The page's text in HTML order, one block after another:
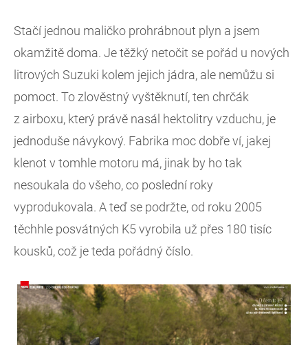
Stačí jednou maličko prohrábnout plyn a jsem
okamžitě doma. Je těžký netočit se pořád u nových
litrových Suzuki kolem jejich jádra, ale nemůžu si
pomoct. To zlověstný vyštěknutí, ten chrčák
z airboxu, který právě nasál hektolitry vzduchu, je
jednoduše návykový. Fabrika moc dobře ví, jakej
klenot v tomhle motoru má, jinak by ho tak
nesoukala do všeho, co poslední roky
vyprodukovala. A teď se podržte, od roku 2005
těchhle posvátných K5 vyrobila už přes 180 tisíc
kousků, což je teda pořádný číslo.